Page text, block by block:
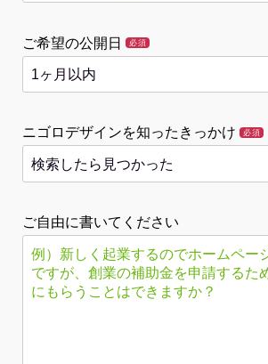
ご希望の公開日 必須
ニゴロデザインを知ったきっかけ 必須
ご自由に書いてください